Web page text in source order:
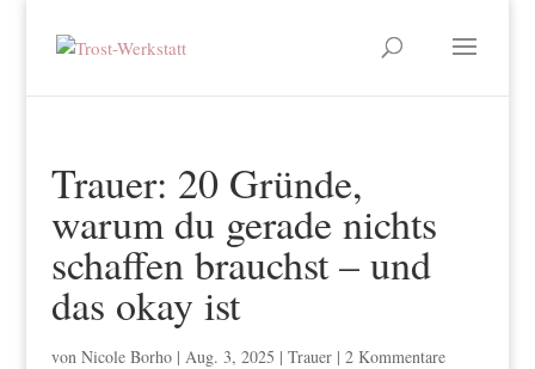
Trauer: 20 Gründe,
warum du gerade nichts
schaffen brauchst – und
das okay ist
von Nicole Borho| Aug. 3, 2025 | Trauer| 2 Kommentare